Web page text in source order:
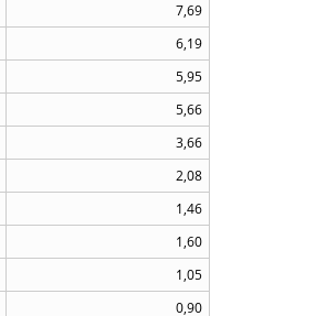
7,69
6,19
5,95
5,66
3,66
2,08
1,46
1,60
1,05
0,90